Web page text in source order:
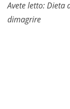
Avete letto: Dieta
dimagrire